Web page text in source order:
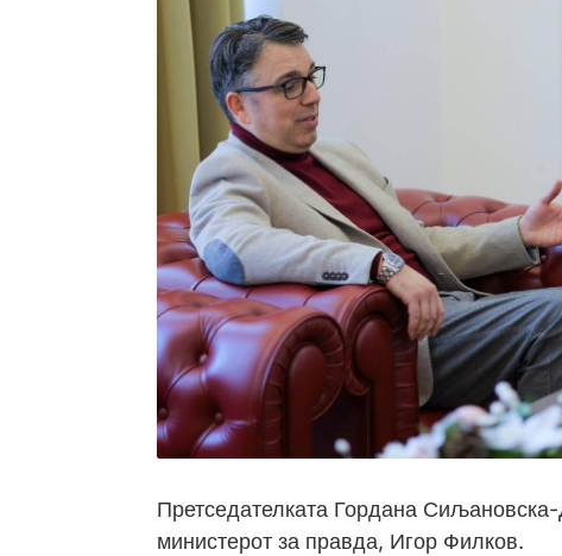
Претседателката Гордана
министерот за правда, Игор Филков.